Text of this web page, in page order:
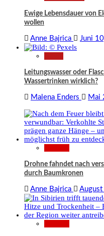
Ewige Lebensdauer von
wollen
Anne Bajrica Juni
Leitungswasser oder
Wassertrinken wirklich?
Malena Enders Mai
Drohne fahndet nach
durch Baumkronen
Anne Bajrica